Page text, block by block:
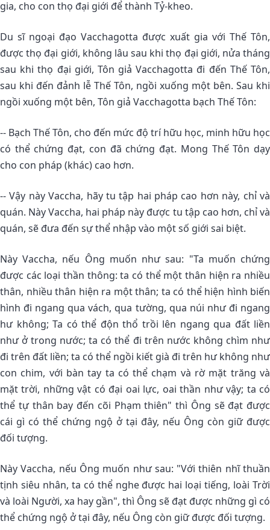
gia, cho con thọ đại giới để thành Tỷ-kheo.
Du sĩ ngoại đạo Vacchagotta được xuất gia với Thế Tôn,
được thọ đại giới, không lâu sau khi thọ đại giới, nửa tháng
sau khi thọ đại giới, Tôn giả Vacchagotta đi đến Thế Tôn,
sau khi đến đảnh lễ Thế Tôn, ngồi xuống một bên. Sau khi
ngồi xuống một bên, Tôn giả Vacchagotta bạch Thế Tôn:
-- Bạch Thế Tôn, cho đến mức độ trí hữu học, minh hữu học
có thể chứng đạt, con đã chứng đạt. Mong Thế Tôn dạy
cho con pháp (khác) cao hơn.
-- Vậy này Vaccha, hãy tu tập hai pháp cao hơn này, chỉ và
quán. Này Vaccha, hai pháp này được tu tập cao hơn, chỉ và
quán, sẽ đưa đến sự thể nhập vào một số giới sai biệt.
Này Vaccha, nếu Ông muốn như sau: "Ta muốn chứng
được các loại thần thông: ta có thể một thân hiện ra nhiều
thân, nhiều thân hiện ra một thân; ta có thể hiện hình biến
hình đi ngang qua vách, qua tường, qua núi như đi ngang
hư không; Ta có thể độn thổ trồi lên ngang qua đất liền
như ở trong nước; ta có thể đi trên nước không chìm như
đi trên đất liền; ta có thể ngồi kiết già đi trên hư không như
con chim, với bàn tay ta có thể chạm và rờ mặt trăng và
mặt trời, những vật có đại oai lực, oai thần như vậy; ta có
thể tự thân bay đến cõi Phạm thiên" thì Ông sẽ đạt được
cái gì có thể chứng ngộ ở tại đây, nếu Ông còn giữ được
đối tượng.
Này Vaccha, nếu Ông muốn như sau: "Với thiên nhĩ thuần
tịnh siêu nhân, ta có thể nghe được hai loại tiếng, loài Trời
và loài Người, xa hay gần", thì Ông sẽ đạt được những gì có
thể chứng ngộ ở tại đây, nếu Ông còn giữ được đối tượng.